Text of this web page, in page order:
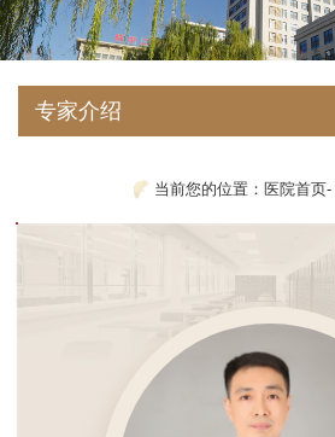
专家介绍
当前您的位置： 医院首页-